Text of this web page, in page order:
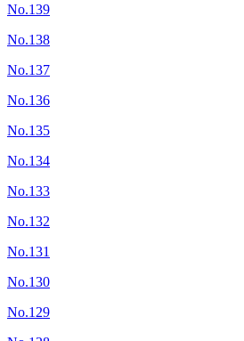
No.139
No.138
No.137
No.136
No.135
No.134
No.133
No.132
No.131
No.130
No.129